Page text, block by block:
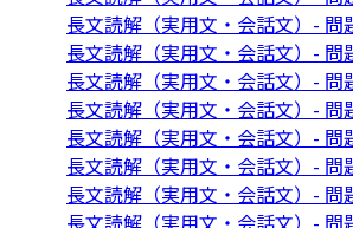
長文読解（実用文・会話文）- 問
長文読解（実用文・会話文）- 問
長文読解（実用文・会話文）- 問
長文読解（実用文・会話文）- 問
長文読解（実用文・会話文）- 問
長文読解（実用文・会話文）- 問
長文読解（実用文・会話文）- 問